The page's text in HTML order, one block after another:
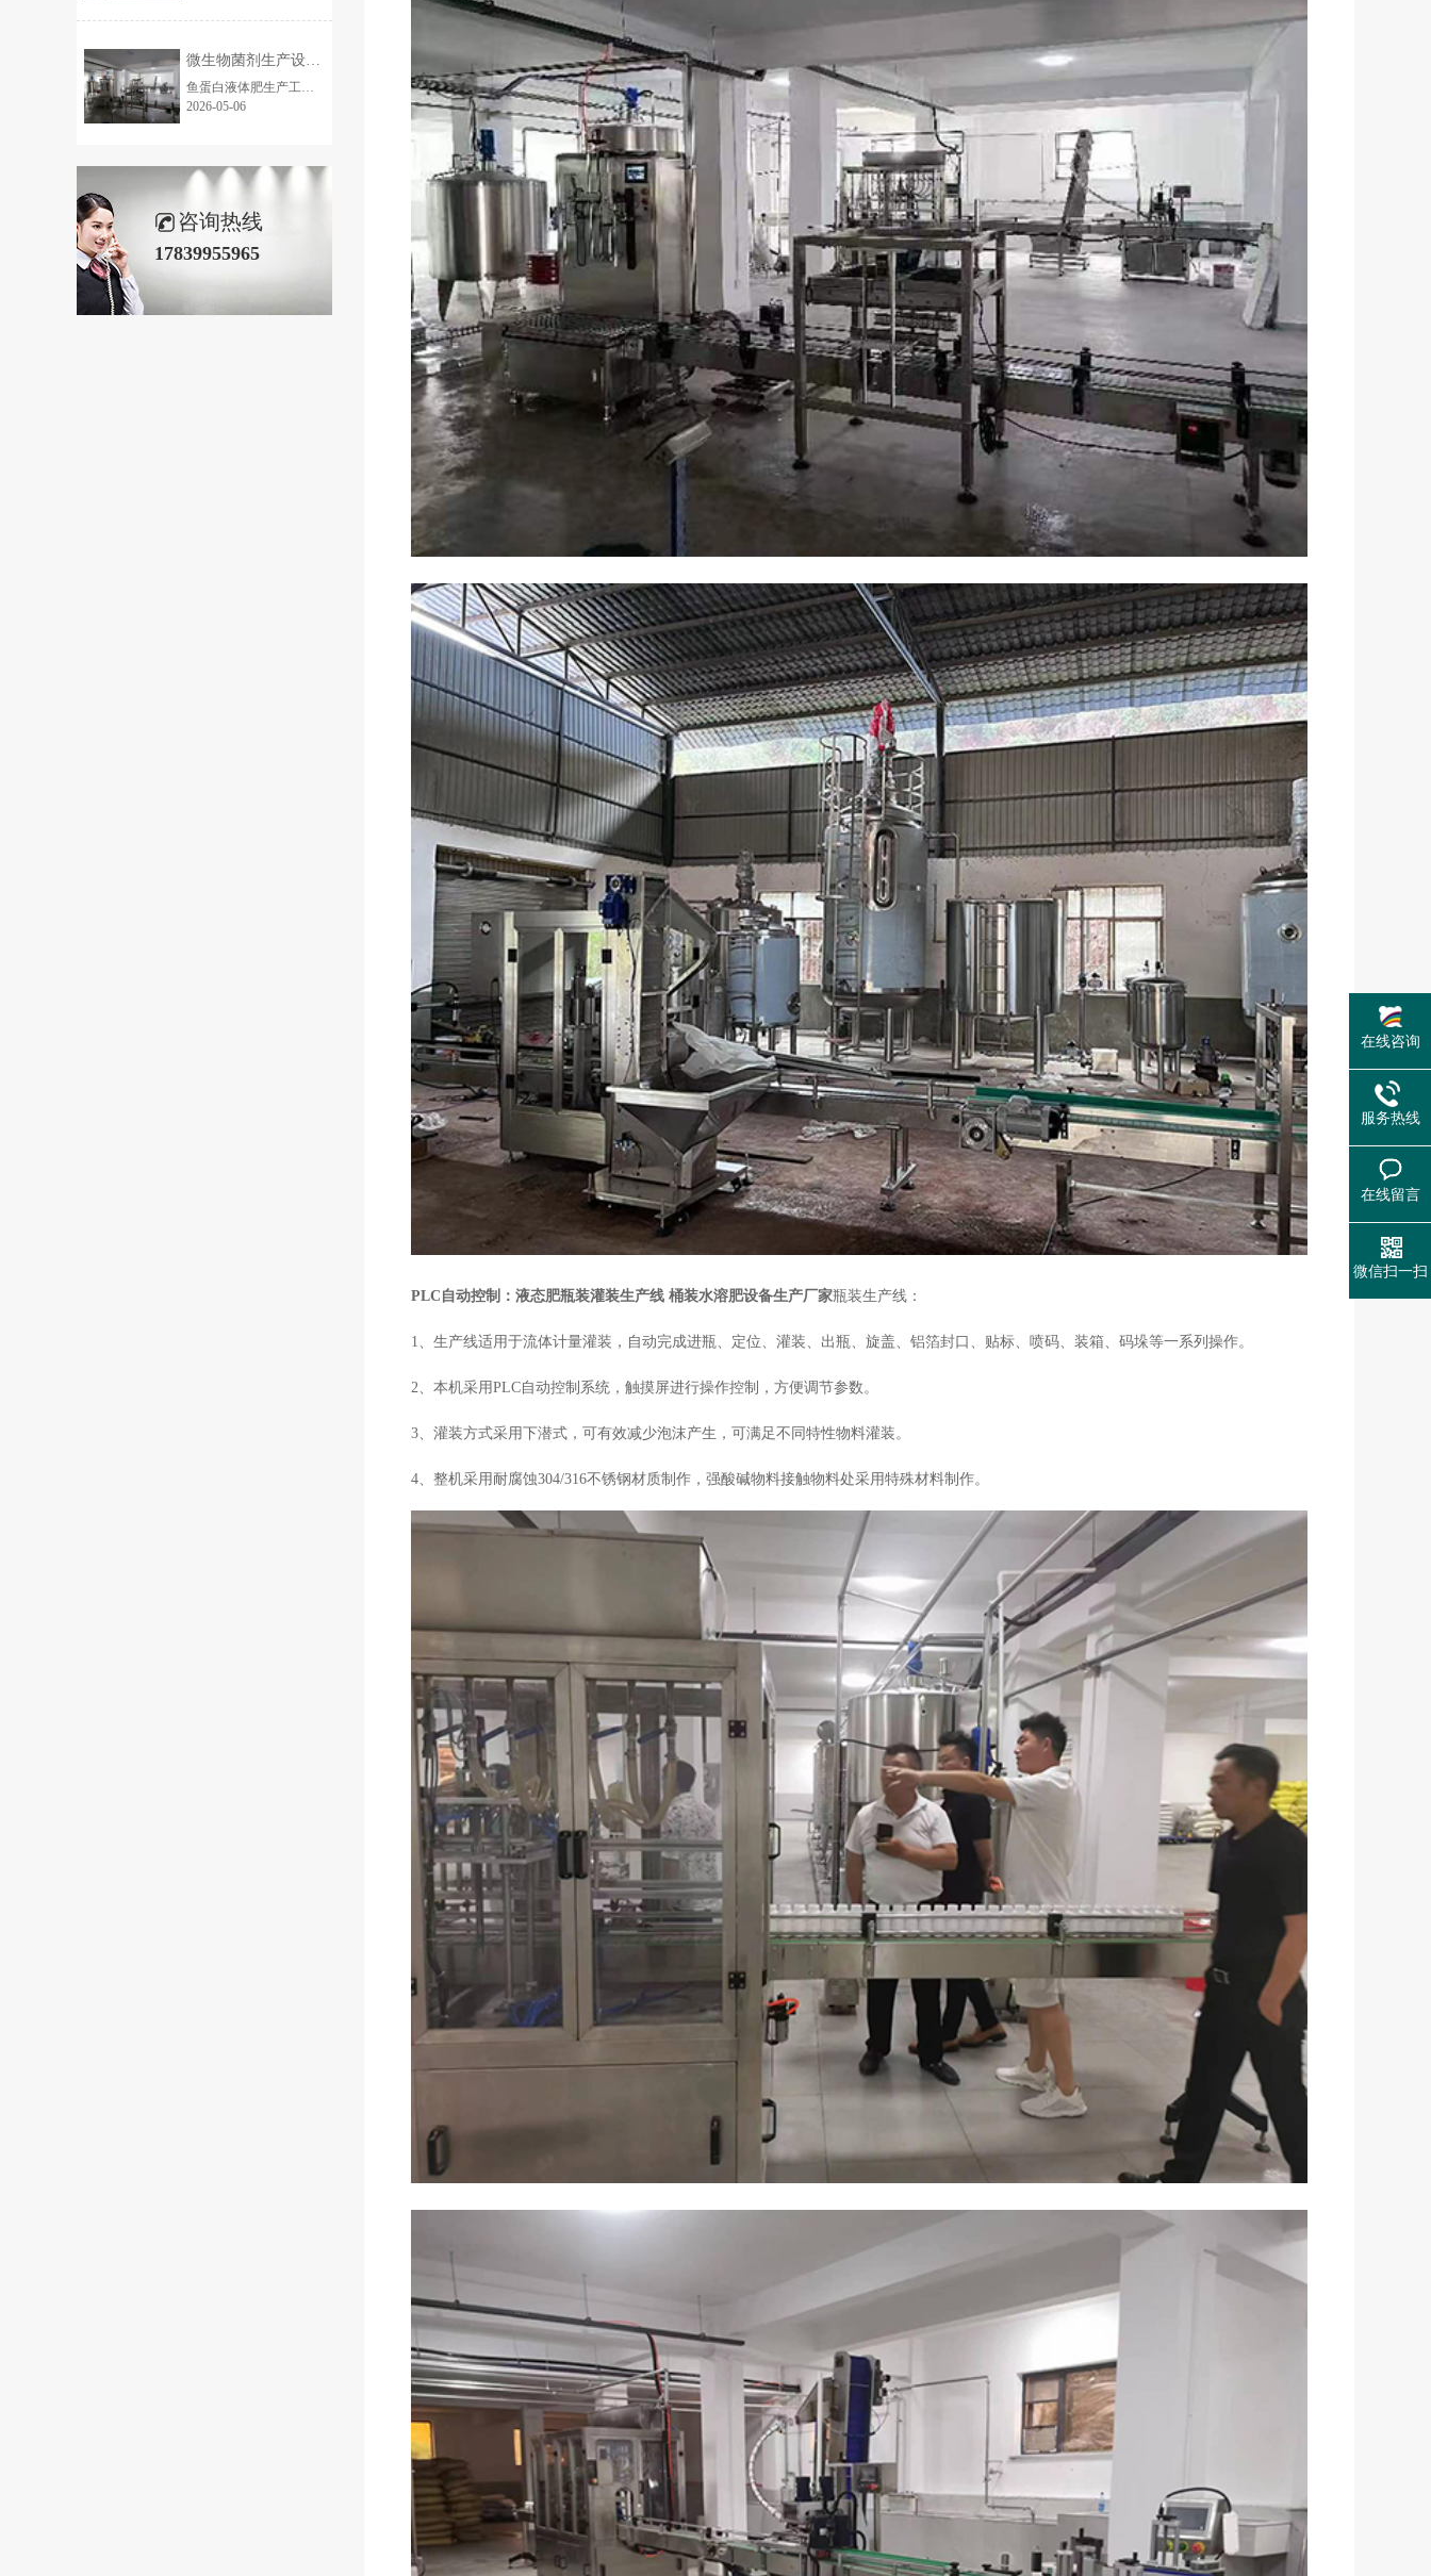
PLC自动控制：液态肥瓶装灌装生产线 桶装水溶肥设备生产厂家瓶装生产线：
1、生产线适用于流体计量灌装，自动完成进瓶、定位、灌装、出瓶、旋盖、铝箔封口、贴标、喷码、装箱、码垛等一系列操作。
2、本机采用PLC自动控制系统，触摸屏进行操作控制，方便调节参数。
3、灌装方式采用下潜式，可有效减少泡沫产生，可满足不同特性物料灌装。
4、整机采用耐腐蚀304/316不锈钢材质制作，强酸碱物料接触物料处采用特殊材料制作。
微生物菌剂生产设备生产厂家 鱼蛋白液体肥
鱼蛋白液体肥生产工艺及设备简要介绍鱼蛋白液体肥以优质鱼副产品为原料，采用低温酶解工艺，搭配专用加工设备，实现标准化、高效化生产，兼顾营养保留与生产便捷性，适配中...
2026-05-06
咨询热线
17839955965
在线咨询
服务热线
在线留言
微信扫一扫